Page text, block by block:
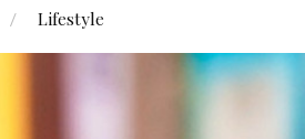
Lifestyle